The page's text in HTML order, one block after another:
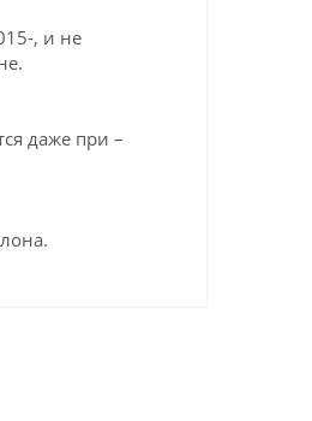
, и не
даже при –